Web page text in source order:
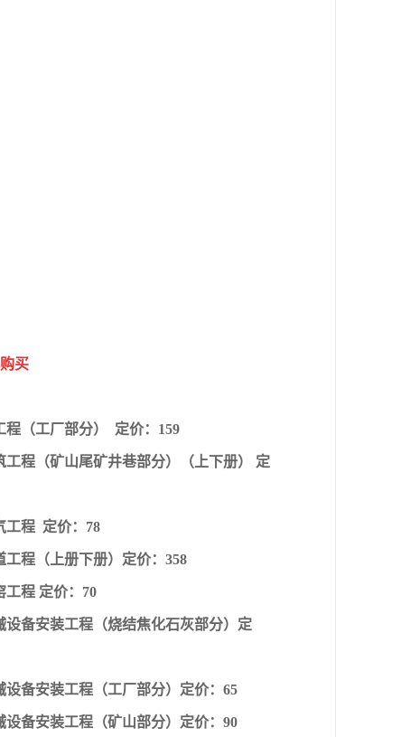
买
程（工厂部分） 定价：159
程（矿山尾矿井巷部分）（上下册） 定
工程 定价：78
程（上册下册）定价：358
工程 定价：70
备安装工程（烧结焦化石灰部分）定
备安装工程（工厂部分）定价：65
备安装工程（矿山部分）定价：90